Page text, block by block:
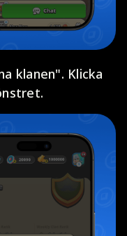
klanen". Klicka